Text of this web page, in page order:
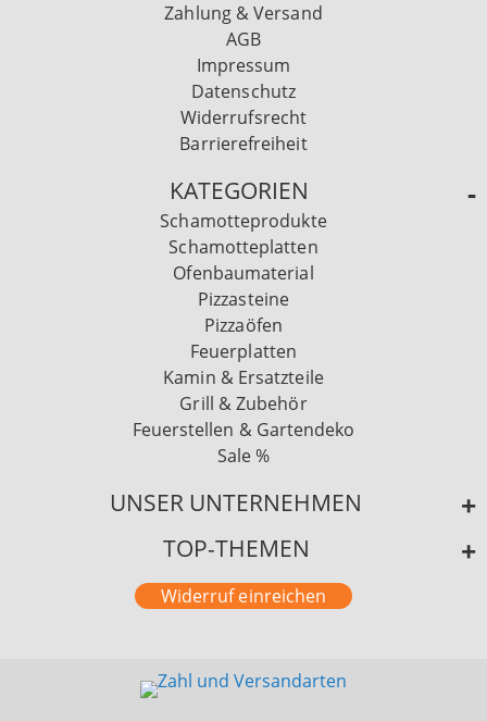
Zahlung & Versand
AGB
Impressum
Datenschutz
Widerrufsrecht
Barrierefreiheit
KATEGORIEN
Schamotteprodukte
Schamotteplatten
Ofenbaumaterial
Pizzasteine
Pizzaöfen
Feuerplatten
Kamin & Ersatzteile
Grill & Zubehör
Feuerstellen & Gartendeko
Sale %
UNSER UNTERNEHMEN
TOP-THEMEN
Widerruf einreichen